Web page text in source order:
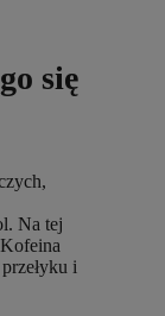
się
Na tej
i